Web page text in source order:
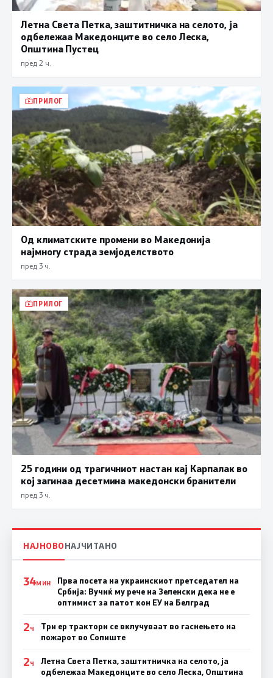
Летна Света Петка, заштитничка на селото, ја
одбележаа Македонците во село Леска,
Општина Пустец
пред 2 ч.
ПРИЛОГ
Од климатските промени во Македонија
најмногу страда земјоделството
пред 3 ч.
ПРИЛОГ
25 години од трагичниот настан кај Карпалак во
кој загинаа десетмина македонски бранители
пред 3 ч.
НАЈНОВОНАЈЧИТАНО
34МИН
Прва посета на украинскиот претседател на
Србија: Вучиќ му рече на Зеленски дека не е
оптимист за патот кон ЕУ на Белград
2Ч
Три ер трактори се вклучуваат во гаснењето на
пожарот во Сопиште
2Ч
Летна Света Петка, заштитничка на селото, ја
одбележаа Македонците во село Леска, Општина